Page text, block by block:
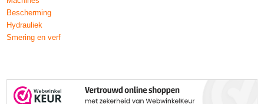
Bescherming
Hydrauliek
Smering en verf